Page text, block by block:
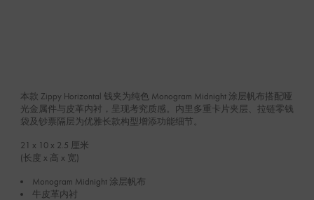
本款 Zippy Horizontal 钱夹为纯色 Monogram Midnight 涂层帆布搭配哑
光金属件与皮革内衬，呈现考究质感。内里多重卡片夹层、拉链零钱
袋及钞票隔层为优雅长款构型增添功能细节。
21 x 10 x 2.5 厘米
(长度 x 高 x 宽)
Monogram Midnight 涂层帆布
牛皮革内衬